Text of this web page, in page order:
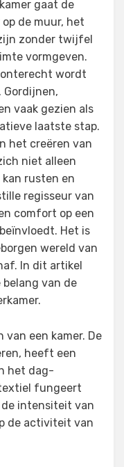
gaat de
de muur, het
zonder twijfel
vormgeven.
wordt
vaak gezien als
laatste stap.
het creëren van
niet alleen
rusten en
regisseur van
comfort op een
Het is
wereld van
In dit artikel
van de
van een kamer. De
heeft een
het dag-
fungeert
de intensiteit van
de activiteit van